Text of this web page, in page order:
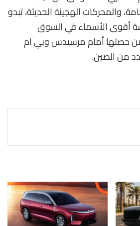
والمحركات الهجينة الحديثة، تبدو
أقوى الأسماء في السوق
حصتها أمام مرسيدس وبي ام
من الصين.